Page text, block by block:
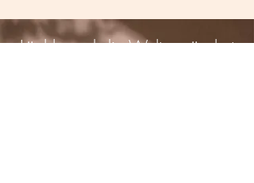
Lächle und die Welt verändert